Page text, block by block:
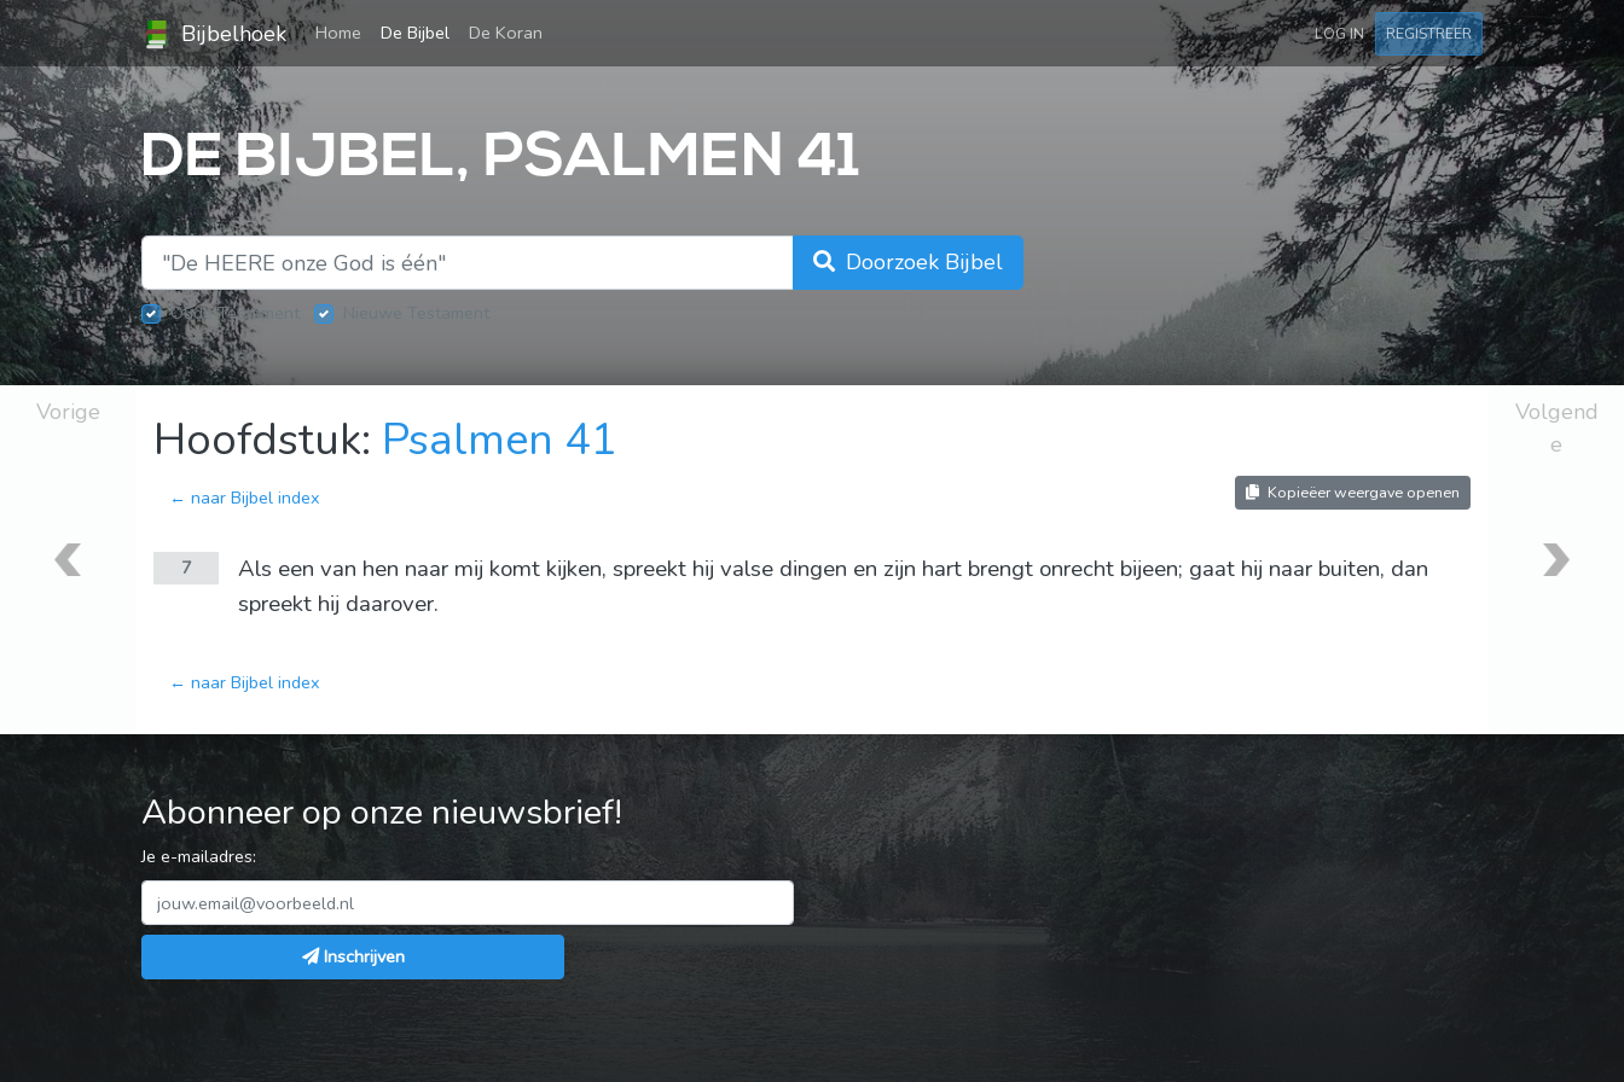
Bijbelhoek Home (current)
De Bijbel De Koran LOG IN REGISTREER
DE BIJBEL, PSALMEN 41
Doorzoek Bijbel
Oude Testament
Vorige Hoofdstuk: Psalmen 41
← naar Bijbel index Kopieëer weergave openen
7
Als een van hen naar mij komt kijken, spreekt hij valse dingen en zijn hart brengt onrecht bijeen; gaat hij naar buiten, dan
spreekt hij daarover.
← naar Bijbel index
Volgend
e
Abonneer op onze nieuwsbrief!
Je e-mailadres:
Inschrijven